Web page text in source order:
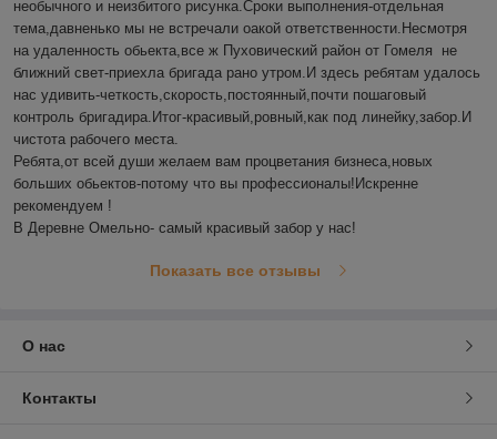
необычного и неизбитого рисунка.Сроки выполнения-отдельная
тема,давненько мы не встречали оакой ответственности.Несмотря
на удаленность обьекта,все ж Пуховический район от Гомеля  не
ближний свет-приехла бригада рано утром.И здесь ребятам удалось
нас удивить-четкость,скорость,постоянный,почти пошаговый
контроль бригадира.Итог-красивый,ровный,как под линейку,забор.И
чистота рабочего места.
Ребята,от всей души желаем вам процветания бизнеса,новых
больших обьектов-потому что вы профессионалы!Искренне
рекомендуем !
В Деревне Омельно- самый красивый забор у нас!
Показать все отзывы
О нас
Контакты